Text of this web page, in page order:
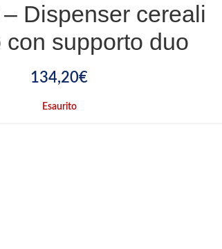
Dispenser cereali
con supporto duo
134,20€
Esaurito